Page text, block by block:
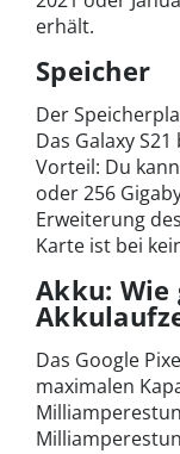
erhält.
Speicher
Der
Das Galaxy
Vorteil: Du
oder 256
Erweiterung
Karte ist bei
Akku:
Das Google
maximalen